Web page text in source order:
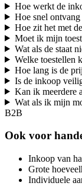
Hoe werkt de
Hoe snel
Hoe zit het met
Moet ik mijn
Wat als de staat
Welke toestellen
Hoe lang is de
Is de inkoop
Kan ik meerdere
Wat als ik mijn
B2B
Ook voor
Inkoop van
Grote
Individuele